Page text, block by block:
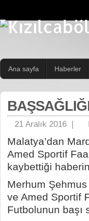
Ana sayfa Haberler
21 Aralık 2016 |
Malatya’dan
Amed Sportif
kaybettiği
Merhum
ve Amed Sportif
Futbolunun başı